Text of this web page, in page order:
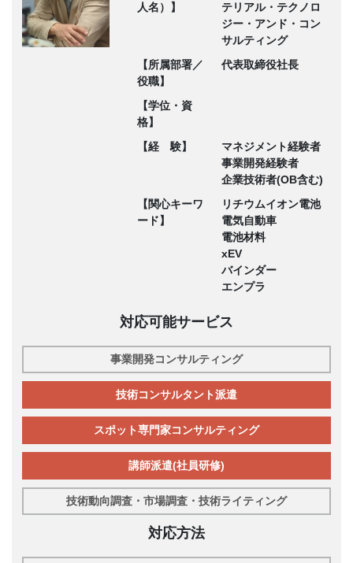
人名）】
テリアル・テクノロ
ジー・アンド・コン
サルティング
【所属部署／
役職】
代表取締役社長
【学位・資
格】
【経 験】
マネジメント経験者
事業開発経験者
企業技術者(OB含む)
【関心キーワ
ード】
リチウムイオン電池
電気自動車
電池材料
xEV
バインダー
エンプラ
対応可能サービス
事業開発コンサルティング
技術コンサルタント派遣
スポット専門家コンサルティング
講師派遣(社員研修)
技術動向調査・市場調査・技術ライティング
対応方法